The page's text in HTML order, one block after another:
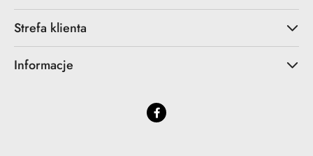
Strefa klienta
Informacje